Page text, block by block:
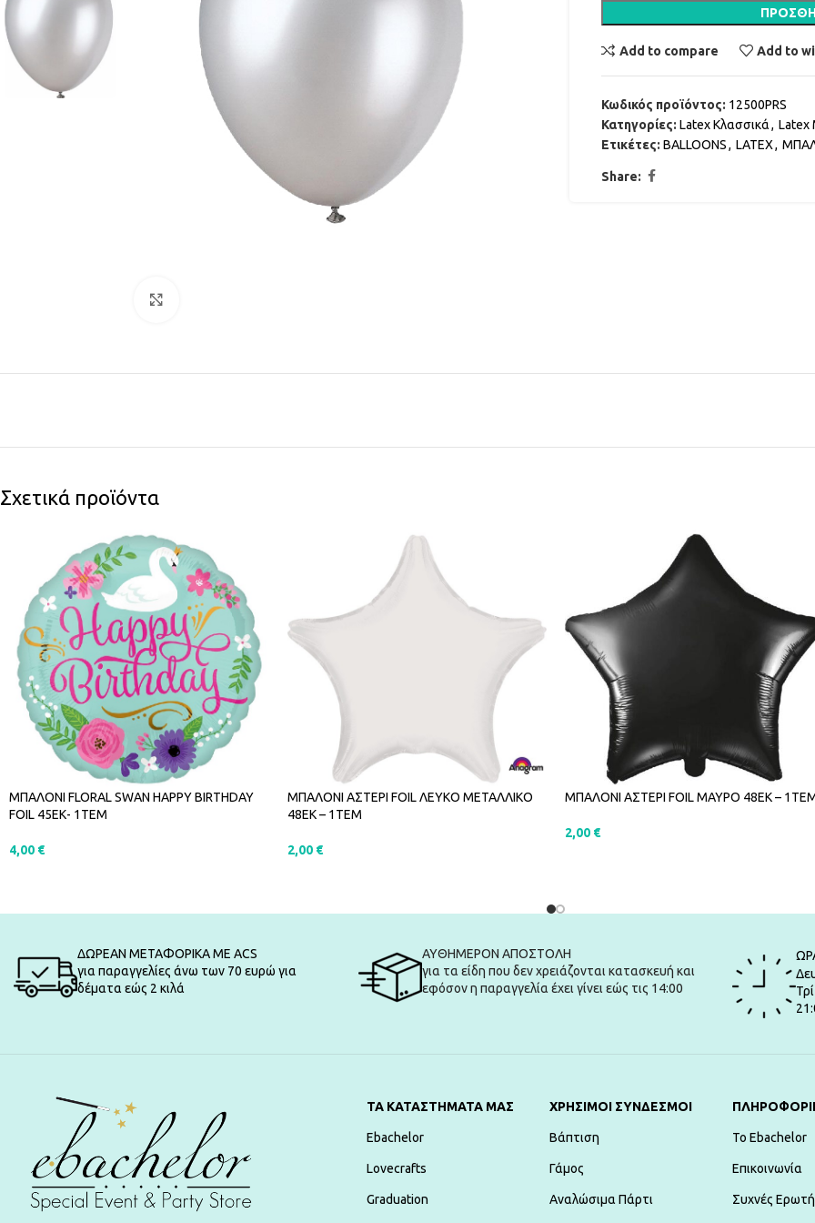
Add to compare Add to
Κωδικός προϊόντος: 12500PRS
Κατηγορίες: Latex Κλασσικά, Latex
Ετικέτες: BALLOONS, LATEX,
Share:
Σχετικά προϊόντα
ΜΠΑΛΟΝΙ FLORAL SWAN HAPPY BIRTHDAY
FOIL 45ΕΚ- 1ΤΕΜ
4,00 €
ΜΠΑΛΟΝΙ ΑΣΤΕΡΙ FOIL ΛΕΥΚΟ ΜΕΤΑΛΛΙΚΟ
48ΕΚ – 1ΤΕΜ
2,00 €
ΜΠΑΛΟΝΙ ΑΣΤΕΡΙ FOIL ΜΑΥΡΟ 48ΕΚ –
2,00 €
ΔΩΡΕΑΝ ΜΕΤΑΦΟΡΙΚΑ ΜΕ ACS
για παραγγελίες άνω των 70 ευρώ για
δέματα εώς 2 κιλά
ΑΥΘΗΜΕΡΟΝ ΑΠΟΣΤΟΛΗ
για τα είδη που δεν χρειάζονται κατασκευή και
εφόσον η παραγγελία έχει γίνει εώς τις 14:00
ΤΑ ΚΑΤΑΣΤΗΜΑΤΑ ΜΑΣ
Ebachelor
Lovecrafts
Graduation
ΧΡΗΣΙΜΟΙ ΣΥΝΔΕΣΜΟΙ
Βάπτιση
Γάμος
Αναλώσιμα Πάρτι
To Ebachelor
Επικοινωνία
Συχνές